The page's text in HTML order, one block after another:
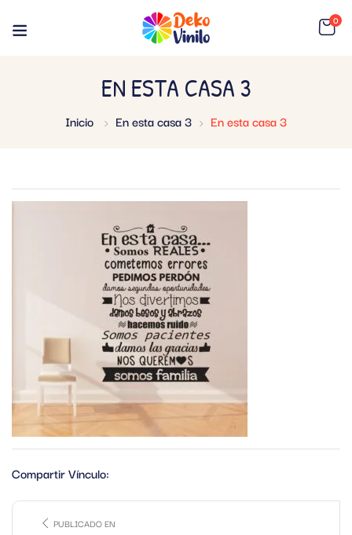
0
EN ESTA CASA 3
Inicio En esta casa 3 En esta casa 3
Compartir Vínculo:
PUBLICADO EN